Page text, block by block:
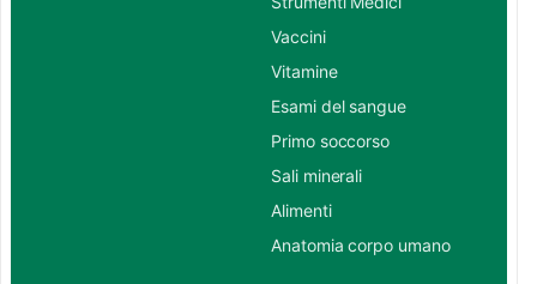
Vaccini
Vitamine
Esami del sangue
Primo soccorso
Sali minerali
Alimenti
Anatomia corpo umano